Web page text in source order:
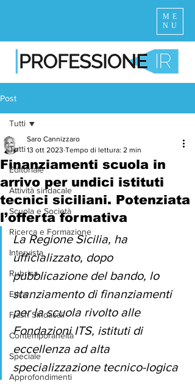
ME
NU
Post
Tutti
Editoriale
Attività sindacale
Scuola e Società
Ricerca e Formazione
Intervista
Rubrica
Etica
Flash Sindacali
Contemporaneità
Speciale
Approfondimenti
Tutti
Finanziamenti scuola in
arrivo per undici istituti
tecnici siciliani. Potenziata
l’offerta formativa
Saro Cannizzaro
13 ott 2023 Tempo di lettura: 2 min
La Regione Sicilia, ha
ufficializzato, dopo
pubblicazione del bando, lo
stanziamento di finanziamenti
per la scuola rivolto alle
Fondazioni ITS, istituti di
eccellenza ad alta
specializzazione tecnico-logica